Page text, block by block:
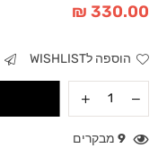
מחיר
330.00 ₪
הוספה לWISHLIST
9 מבקרים